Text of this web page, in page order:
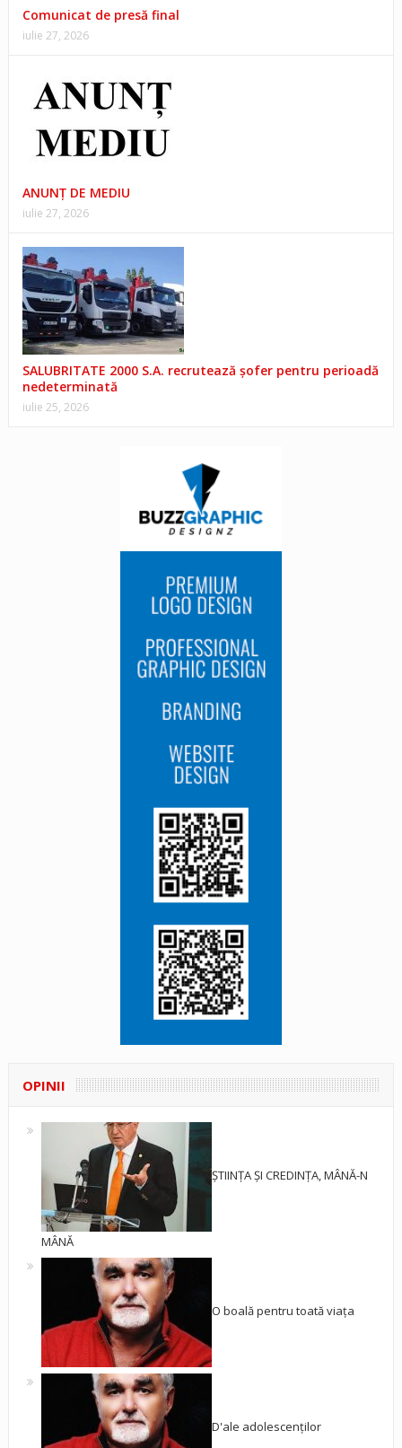
Comunicat de presă final
iulie 27, 2026
ANUNŢ DE MEDIU
iulie 27, 2026
SALUBRITATE 2000 S.A. recrutează șofer pentru perioadă
nedeterminată
iulie 25, 2026
OPINII
ȘTIINȚA ȘI CREDINȚA, MÂNĂ-N
MÂNĂ
O boală pentru toată viața
D'ale adolescenților